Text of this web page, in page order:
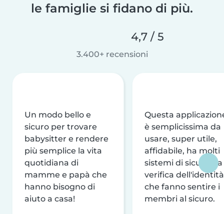
le famiglie si fidano di più.
4,7 / 5
3.400+ recensioni
Un modo bello e
sicuro per trovare
babysitter e rendere
più semplice la vita
quotidiana di
mamme e papà che
hanno bisogno di
aiuto a casa!
Questa
è semplicissima da
usare, super utile,
affidabile, ha molti
sistemi di sicurezza
verifica dell'identità
che fanno sentire i
membri al sicuro.